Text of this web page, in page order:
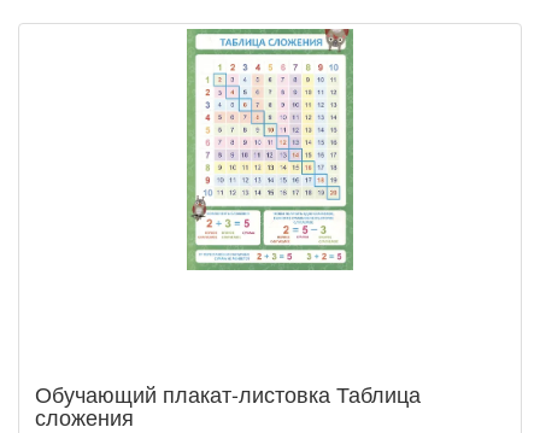
Обучающий плакат-листовка Таблица
сложения